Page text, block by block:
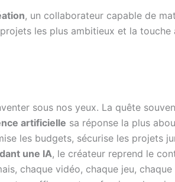
, un collaborateur capable de
les plus ambitieux et la
sous nos yeux. La quête
artificielle sa réponse la plus
les budgets, sécurise les projets
une IA, le créateur reprend le
chaque vidéo, chaque jeu,